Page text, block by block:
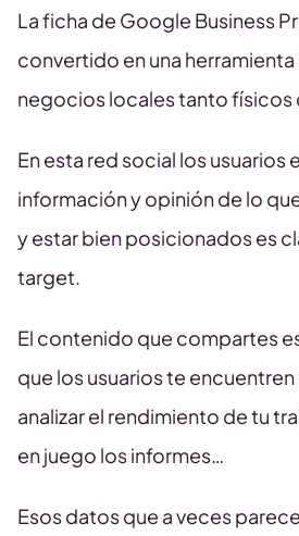
La ficha de Google Business
convertido en una
negocios locales tanto
En esta red social los usuarios
información y opinión de lo
y estar bien posicionados es
target.
El contenido que compartes
que los usuarios te
analizar el rendimiento de tu
en juego los informes…
Esos datos que a veces